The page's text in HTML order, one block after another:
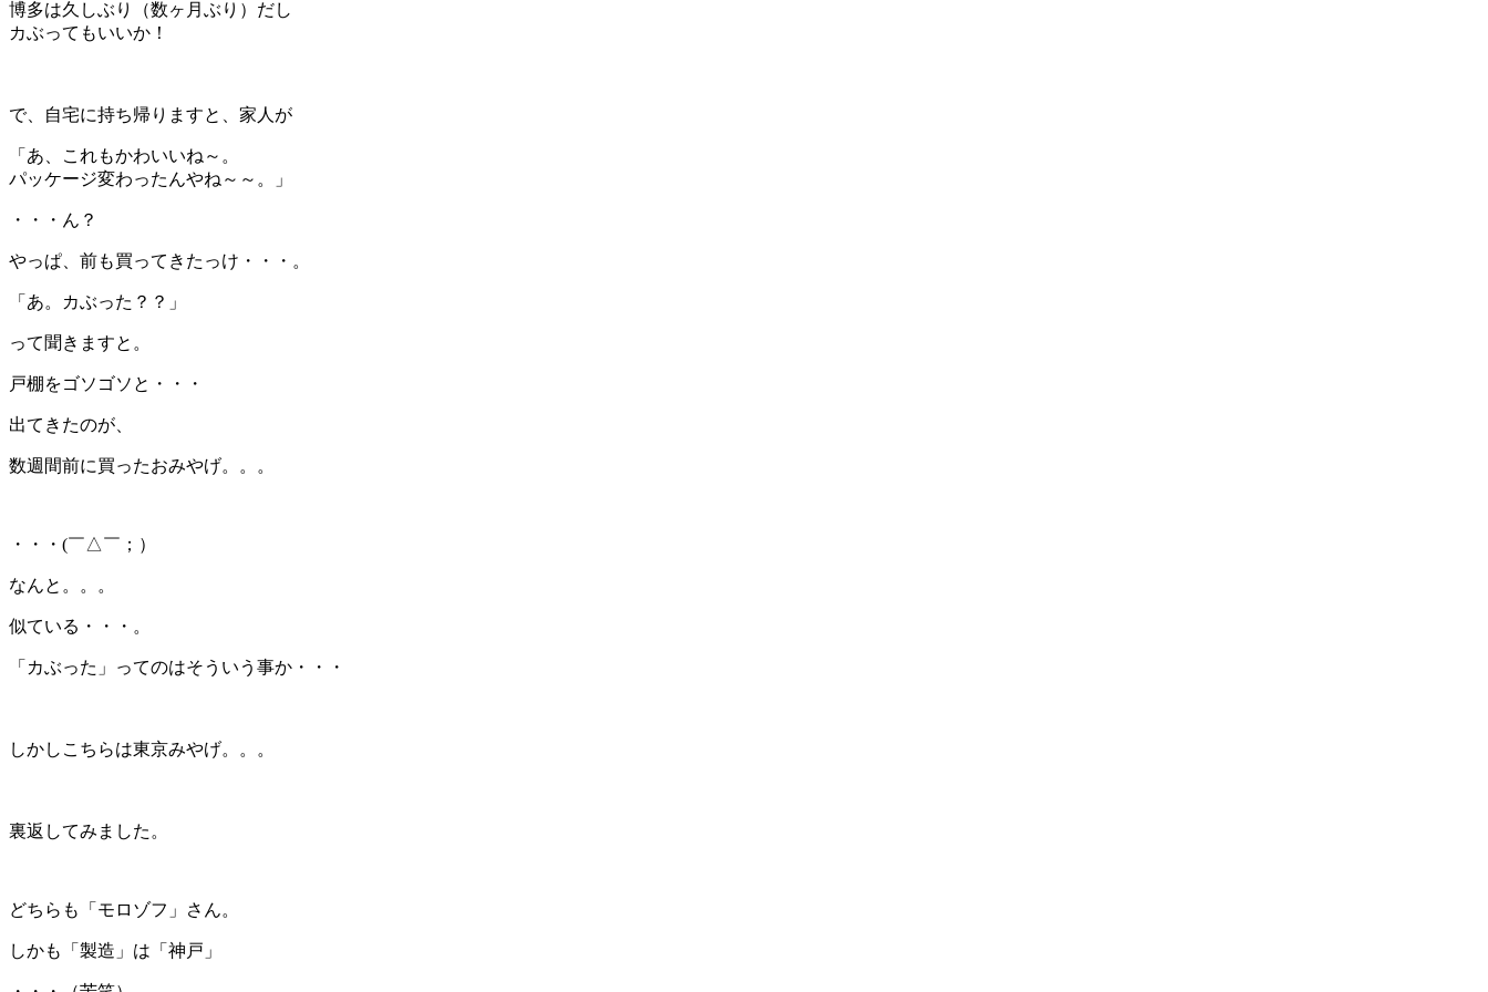
博多は久しぶり（数ヶ月ぶり）だし
カぶってもいいか！
で、自宅に持ち帰りますと、家人が
「あ、これもかわいいね～。
パッケージ変わったんやね～～。」
・・・ん？
やっぱ、前も買ってきたっけ・・・。
「あ。カぶった？？」
って聞きますと。
戸棚をゴソゴソと・・・
出てきたのが、
数週間前に買ったおみやげ。。。
・・・(￣△￣；）
なんと。。。
似ている・・・。
「カぶった」ってのはそういう事か・・・
しかしこちらは東京みやげ。。。
裏返してみました。
どちらも「モロゾフ」さん。
しかも「製造」は「神戸」